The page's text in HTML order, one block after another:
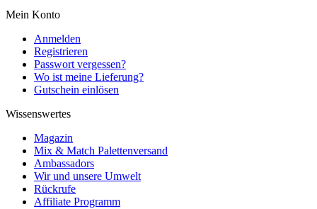
Mein Konto
Anmelden
Registrieren
Passwort vergessen?
Wo ist meine Lieferung?
Gutschein einlösen
Wissenswertes
Magazin
Mix & Match Palettenversand
Ambassadors
Wir und unsere Umwelt
Rückrufe
Affiliate Programm